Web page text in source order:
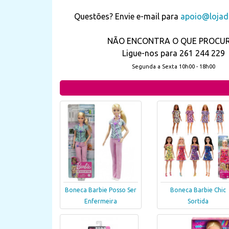
Questões? Envie e-mail para
NÃO ENCONTRA O QUE
Ligue-nos para 261 244 229
Segunda a Sexta 10h00 - 18h00
Boneca Barbie Posso Ser
Enfermeira
Boneca Barbie Chic
Sortida